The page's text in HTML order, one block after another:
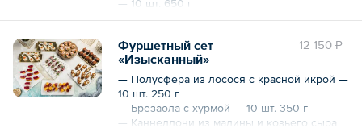
— 10 шт. 650 г
— Ролл в лаваше с куриным филе и
— Бейгл с индейкой и горчичным соусом —
10 шт. 950 г
— Круассаны с балыком и салатом — 10 шт.
500 г
— Салат «Сельдь под шубой» — 10 порций
1000 г
12 150 ₽
Фуршетный сет
«Изысканный»
— Полусфера из лосося с красной икрой —
10 шт. 250 г
— Брезаола с хурмой — 10 шт. 350 г
— Каннеллони из малины и козьего сыра